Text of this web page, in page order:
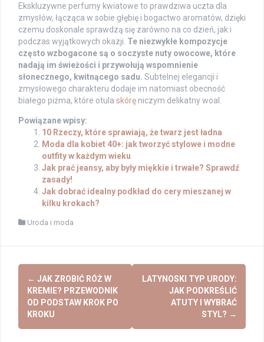
Ekskluzywne perfumy kwiatowe to prawdziwa uczta dla
zmysłów, łącząca w sobie głębię i bogactwo aromatów, dzięki
czemu doskonale sprawdzą się zarówno na co dzień, jak i
podczas wyjątkowych okazji. Te niezwykłe kompozycje
często wzbogacone są o soczyste nuty owocowe, które
nadają im świeżości i przywołują wspomnienie
słonecznego, kwitnącego sadu. Subtelnej elegancji i
zmysłowego charakteru dodaje im natomiast obecność
białego piżma, które otula skórę niczym delikatny woal.
Powiązane wpisy:
10 Rzeczy, które sprawiają, że twarz jest ładna
Moda dla kobiet 40+: jak tworzyć stylowe i modne
outfity w każdym wieku
Jak prać jeansy, aby były miękkie i trwałe? Sprawdź
zasady!
Jak dobrać idealny podkład do cery mieszanej w
kilku krokach?
Uroda i moda
Post
navigation
← JAK ZROBIĆ RÓŻ W
KREMIE? PRZEWODNIK
OD PODSTAW KROK PO
KROKU
LATYNOSKI TYP URODY:
JAK PODKREŚLIĆ
ATUTY I WYBRAĆ
STYL? →